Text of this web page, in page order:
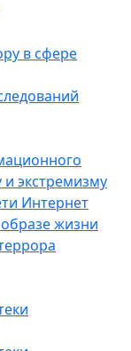
в сфере
экстремизму
Интернет
жизни